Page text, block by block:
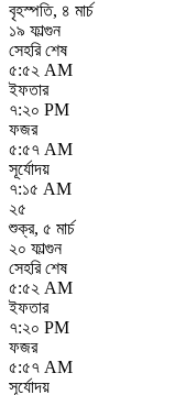
বৃহস্পতি, ৪ মার্চ
১৯ ফাল্গুন
সেহরি শেষ
৫:৫২ AM
ইফতার
৭:২০ PM
ফজর
৫:৫৭ AM
সূর্যোদয়
৭:১৫ AM
২৫
শুক্র, ৫ মার্চ
২০ ফাল্গুন
সেহরি শেষ
৫:৫২ AM
ইফতার
৭:২০ PM
ফজর
৫:৫৭ AM
সূর্যোদয়